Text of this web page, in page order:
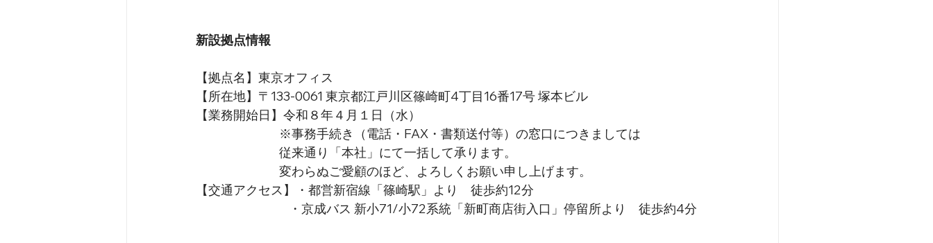
新設拠点情報
【拠点名】東京オフィス
【所在地】〒133-0061 東京都江戸川区篠崎町4丁目16番17号 塚本ビル
【業務開始日】令和８年４月１日（水）
※事務手続き（電話・FAX・書類送付等）の窓口につきましては
従来通り「本社」にて一括して承ります。
変わらぬご愛顧のほど、よろしくお願い申し上げます。
【交通アクセス】・都営新宿線「篠崎駅」より　徒歩約12分
・京成バス 新小71/小72系統「新町商店街入口」停留所より　徒歩約4分